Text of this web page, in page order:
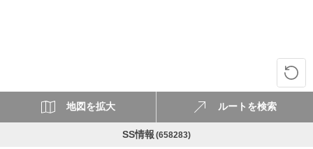
SS情報 (658283)
地図を拡大 ルートを検索